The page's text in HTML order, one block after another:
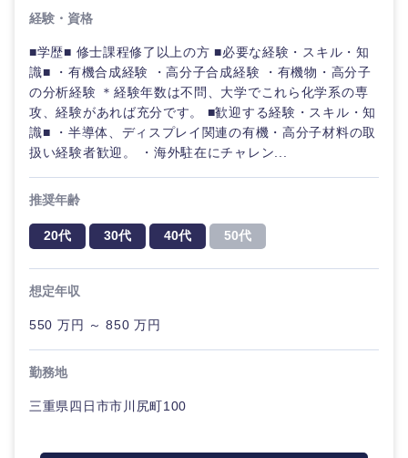
メディカ
不動産専
門職
建設・施
工管理
事務職
エンターテイメント
法律・特許事務所・監査法人
人材・アウトソーシング
その他
群馬県 埼玉県
千葉県
経験・資格
■学歴■ 修士課程修了以上の方 ■必要な経験・スキル・知
識■ ・有機合成経験 ・高分子合成経験 ・有機物・高分子
の分析経験 ＊経験年数は不問、大学でこれら化学系の専
攻、経験があれば充分です。 ■歓迎する経験・スキル・知
識■ ・半導体、ディスプレイ関連の有機・高分子材料の取
扱い経験者歓迎。 ・海外駐在にチャレン...
推奨年齢
20代 30代 40代 50代
想定年収
550 万円 ～ 850 万円
勤務地
三重県四日市市川尻町100